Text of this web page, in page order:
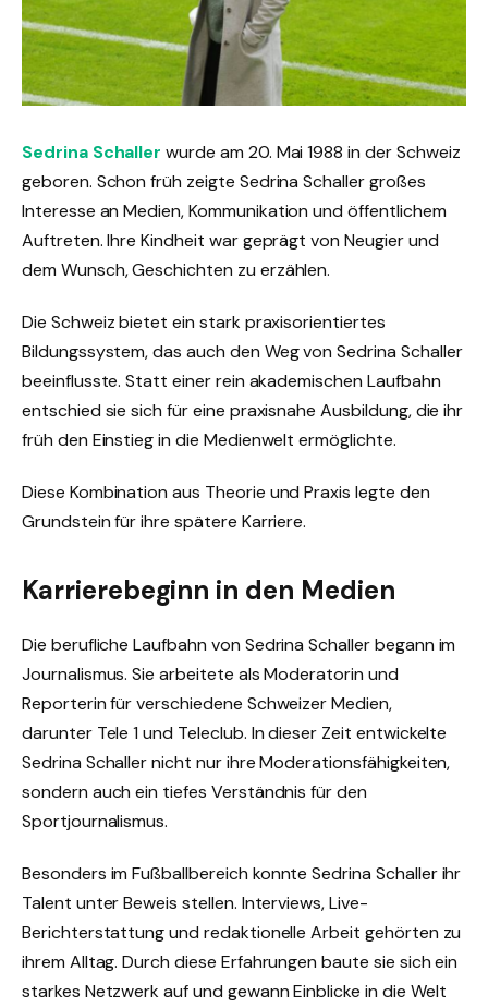
Sedrina Schaller wurde am 20. Mai 1988 in der Schweiz
geboren. Schon früh zeigte Sedrina Schaller großes
Interesse an Medien, Kommunikation und öffentlichem
Auftreten. Ihre Kindheit war geprägt von Neugier und
dem Wunsch, Geschichten zu erzählen.
Die Schweiz bietet ein stark praxisorientiertes
Bildungssystem, das auch den Weg von Sedrina Schaller
beeinflusste. Statt einer rein akademischen Laufbahn
entschied sie sich für eine praxisnahe Ausbildung, die ihr
früh den Einstieg in die Medienwelt ermöglichte.
Diese Kombination aus Theorie und Praxis legte den
Grundstein für ihre spätere Karriere.
Karrierebeginn in den Medien
Die berufliche Laufbahn von Sedrina Schaller begann im
Journalismus. Sie arbeitete als Moderatorin und
Reporterin für verschiedene Schweizer Medien,
darunter Tele 1 und Teleclub. In dieser Zeit entwickelte
Sedrina Schaller nicht nur ihre Moderationsfähigkeiten,
sondern auch ein tiefes Verständnis für den
Sportjournalismus.
Besonders im Fußballbereich konnte Sedrina Schaller ihr
Talent unter Beweis stellen. Interviews, Live-
Berichterstattung und redaktionelle Arbeit gehörten zu
ihrem Alltag. Durch diese Erfahrungen baute sie sich ein
starkes Netzwerk auf und gewann Einblicke in die Welt